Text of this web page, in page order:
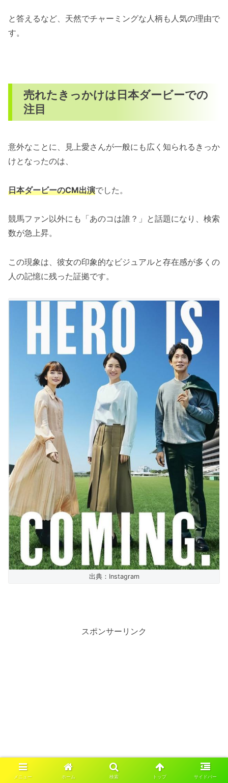
と答えるなど、天然でチャーミングな人柄も人気の理由で
す。
売れたきっかけは日本ダービーでの
注目
意外なことに、見上愛さんが一般にも広く知られるきっか
けとなったのは、
日本ダービーのCM出演でした。
競馬ファン以外にも「あのコは誰？」と話題になり、検索
数が急上昇。
この現象は、彼女の印象的なビジュアルと存在感が多くの
人の記憶に残った証拠です。
出典：Instagram
スポンサーリンク
メニュー ホーム 検索 トップ サイドバー